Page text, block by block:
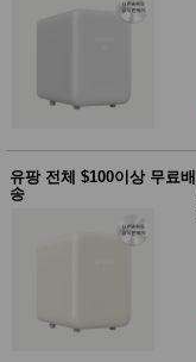
품
쌀/잡곡/
면류
스/가루
건조식
드(칠
유팡 전체 $100이상 무료배
송